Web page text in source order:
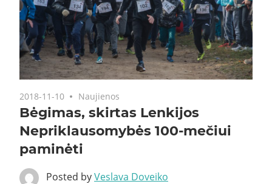
2018-11-10 Naujienos
Bėgimas, skirtas Lenkijos
Nepriklausomybės 100-mečiui
paminėti
Posted byVeslava Doveiko